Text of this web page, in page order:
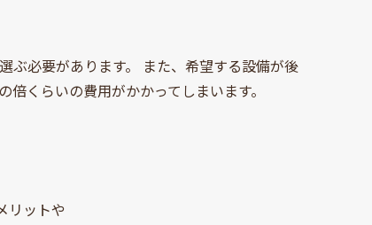
ぶ必要があります。 また、希望する設備が後
くらいの費用がかかってしまいます。
リットや